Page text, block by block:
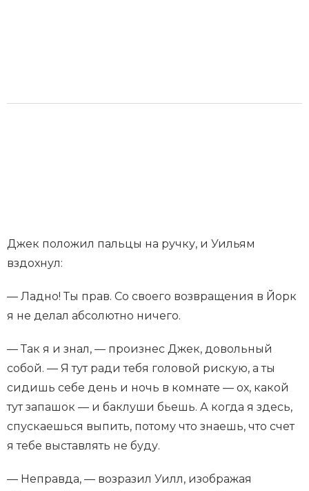
Джек положил пальцы на ручку, и Уильям
вздохнул:
— Ладно! Ты прав. Со своего возвращения в Йорк
я не делал абсолютно ничего.
— Так я и знал, — произнес Джек, довольный
собой. — Я тут ради тебя головой рискую, а ты
сидишь себе день и ночь в комнате — ох, какой
тут запашок — и баклуши бьешь. А когда я здесь,
спускаешься выпить, потому что знаешь, что счет
я тебе выставлять не буду.
— Неправда, — возразил Уилл, изображая